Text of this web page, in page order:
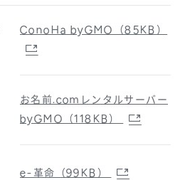
ConoHa byGMO（85KB）
お名前.comレンタルサーバー
byGMO（118KB）
e-革命（99KB）